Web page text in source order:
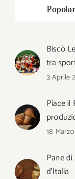
Biscò
tra
3 Aprile
Piace il
18
Pane
d’Italia